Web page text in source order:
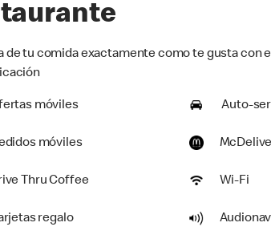
de tu comida exactamente como te gusta con
móviles Auto-
móviles
Thru Coffee Wi-Fi
regalo